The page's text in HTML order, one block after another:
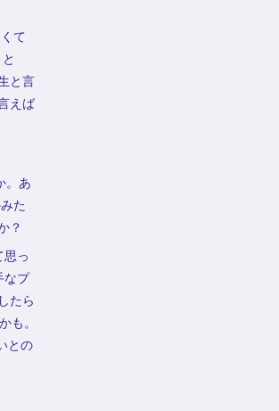
て
と言
えば
。あ
た
？
っ
なプ
たら
も。
との